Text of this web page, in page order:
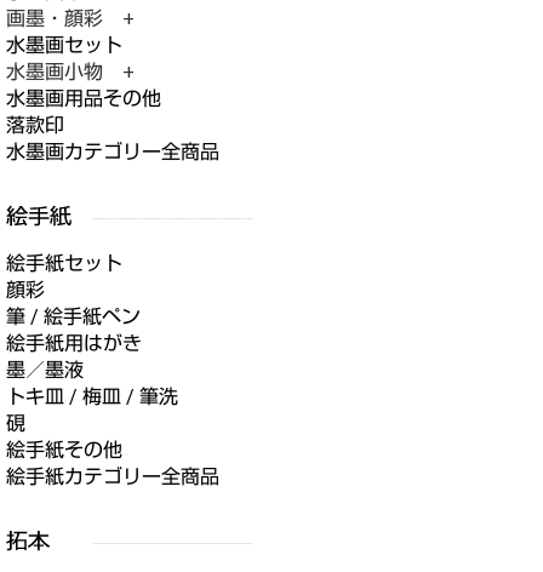
画墨・顔彩 +
水墨画セット
水墨画小物 +
水墨画用品その他
落款印
水墨画カテゴリー全商品
絵手紙セット
顔彩
筆 / 絵手紙ペン
絵手紙用はがき
墨／墨液
トキ皿 / 梅皿 / 筆洗
硯
絵手紙その他
絵手紙カテゴリー全商品